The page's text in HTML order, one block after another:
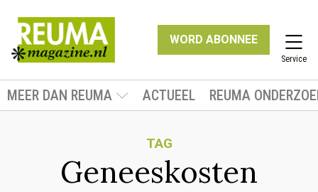
WORD ABONNEE
Service
MEER DAN REUMA ACTUEEL REUMA
TAG
Geneeskosten